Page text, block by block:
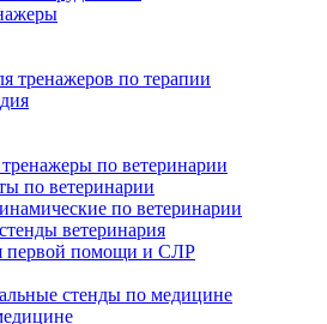
тренажеров по терапии
по ветеринарии
по ветеринарии
по ветеринарии
ветеринария
первой помощи и СЛР
стенды по медицине